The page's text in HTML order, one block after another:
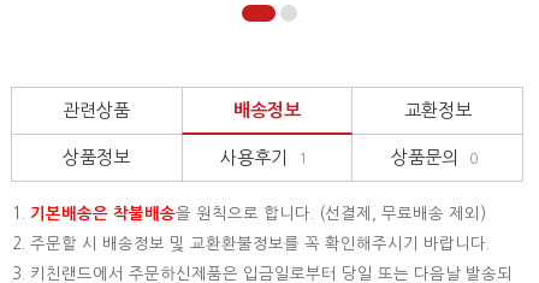
관련상품 배송정보 교환정보
상품정보 사용후기 1 상품문의 0
1. 기본배송은 착불배송을 원칙으로 합니다. (선결제, 무료배송 제외)
2. 주문할 시 배송정보 및 교환환불정보를 꼭 확인해주시기 바랍니다.
3. 키친랜드에서 주문하신제품은 입금일로부터 당일 또는 다음날 발송되